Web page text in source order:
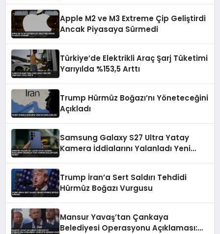
Apple M2 ve M3 Extreme Çip Geliştirdi
Ancak Piyasaya Sürmedi
Türkiye’de Elektrikli Araç Şarj Tüketimi
Yarıyılda %153,5 Arttı
Trump Hürmüz Boğazı’nı Yöneteceğini
Açıkladı
Samsung Galaxy S27 Ultra Yatay
Kamera İddialarını Yalanladı Yeni
Trump İran’a Sert Saldırı Tehdidi
Hürmüz Boğazı Vurgusu
Mansur Yavaş’tan Çankaya
Belediyesi Operasyonu Açıklaması: